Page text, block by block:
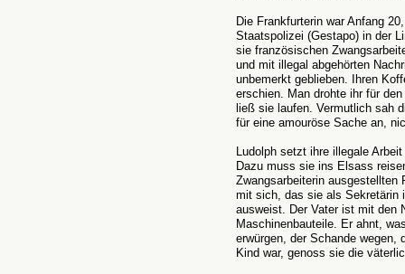
Die Frankfurterin war Anfang
Staatspolizei (Gestapo) in der
sie französischen
und mit illegal abgehörten
unbemerkt geblieben. Ihren
erschien. Man drohte ihr für
ließ sie laufen. Vermutlich sah
für eine amouröse Sache an,
Ludolph setzt ihre illegale
Dazu muss sie ins Elsass
Zwangsarbeiterin
mit sich, das sie als Sekretärin
ausweist. Der Vater ist mit den
Maschinenbauteile. Er ahnt,
erwürgen, der Schande wegen,
Kind war, genoss sie die